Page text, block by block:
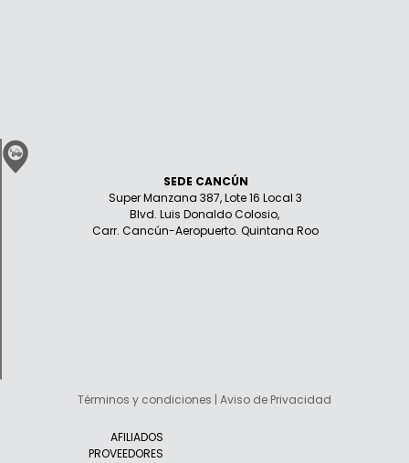
SEDE CANCÚN
Super Manzana 387, Lote 16 Local 3
Blvd. Luis Donaldo Colosio,
Carr. Cancún-Aeropuerto. Quintana Roo
Términos y condiciones | Aviso de Privacidad
AFILIADOS
PROVEEDORES